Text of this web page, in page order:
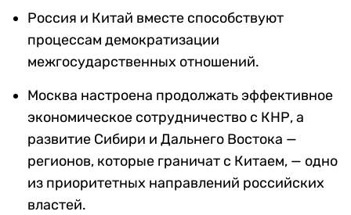
Россия и Китай вместе способствуют
процессам демократизации
межгосударственных отношений.
Москва настроена продолжать эффективное
экономическое сотрудничество с КНР, а
развитие Сибири и Дальнего Востока —
регионов, которые граничат с Китаем, — одно
из приоритетных направлений российских
властей.